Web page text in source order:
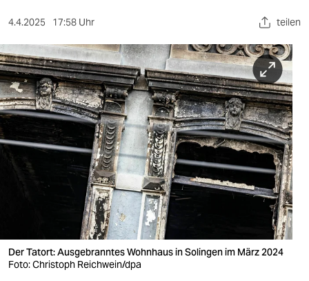
sport
berlin
nord
wahrheit
veranstaltungen
shop
4.4.2025 17:58 Uhr teilen
Der Tatort: Ausgebranntes Wohnhaus in Solingen im März 2024
Foto: Christoph Reichwein/dpa